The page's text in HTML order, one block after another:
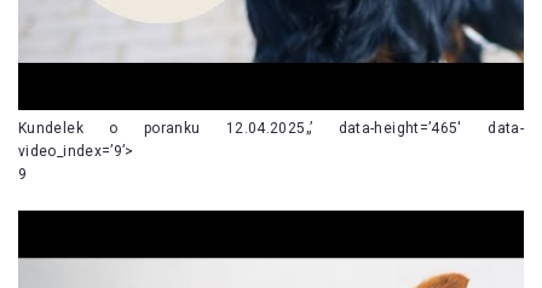
Kundelek o poranku 12.04.2025„’ data-height=’465′ data-
video_index=’9’>
9